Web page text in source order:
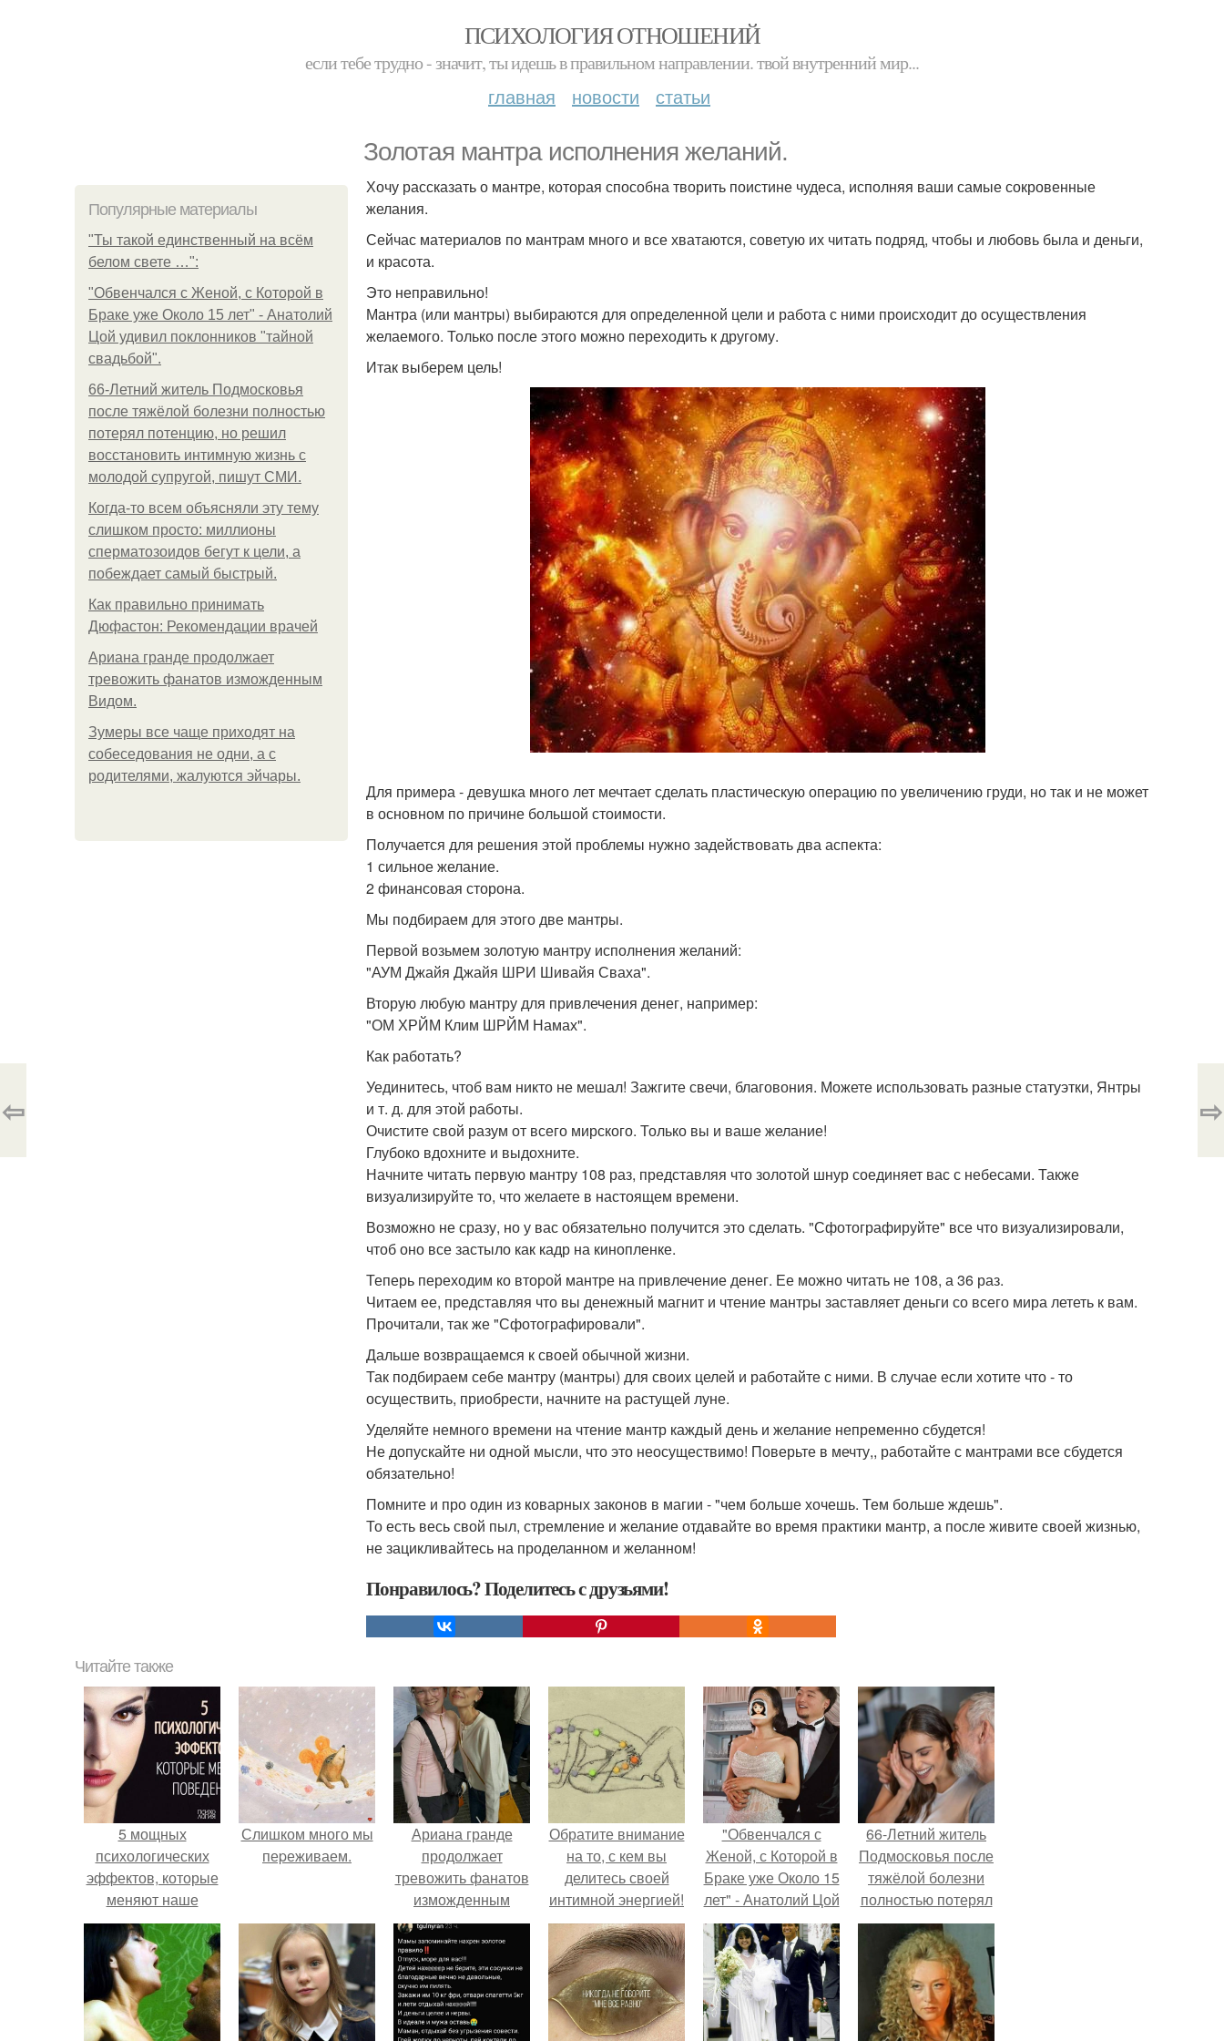
ПСИХОЛОГИЯ ОТНОШЕНИЙ
если тебе трудно - значит, ты идешь в правильном направлении. твой внутренний мир...
главная новости статьи
Золотая мантра исполнения желаний.
Популярные материалы
"Ты такой единственный на всём
белом свете …":
"Обвенчался с Женой, с Которой в
Браке уже Около 15 лет" - Анатолий
Цой удивил поклонников "тайной
свадьбой".
66-Летний житель Подмосковья
после тяжёлой болезни полностью
потерял потенцию, но решил
восстановить интимную жизнь с
молодой супругой, пишут СМИ.
Когда-то всем объясняли эту тему
слишком просто: миллионы
сперматозоидов бегут к цели, а
побеждает самый быстрый.
Как правильно принимать
Дюфастон: Рекомендации врачей
Ариана гранде продолжает
тревожить фанатов изможденным
Видом.
Зумеры все чаще приходят на
собеседования не одни, а с
родителями, жалуются эйчары.
Хочу рассказать о мантре, которая способна творить поистине чудеса, исполняя ваши самые сокровенные
желания.
Сейчас материалов по мантрам много и все хватаются, советую их читать подряд, чтобы и любовь была и деньги,
и красота.
Это неправильно!
Мантра (или мантры) выбираются для определенной цели и работа с ними происходит до осуществления
желаемого. Только после этого можно переходить к другому.
Итак выберем цель!
Для примера - девушка много лет мечтает сделать пластическую операцию по увеличению груди, но так и не может
в основном по причине большой стоимости.
Получается для решения этой проблемы нужно задействовать два аспекта:
1 сильное желание.
2 финансовая сторона.
Мы подбираем для этого две мантры.
Первой возьмем золотую мантру исполнения желаний:
"АУМ Джайя Джайя ШРИ Шивайя Сваха".
Вторую любую мантру для привлечения денег, например:
"ОМ ХРЙМ Клим ШРЙМ Намах".
Как работать?
Уединитесь, чтоб вам никто не мешал! Зажгите свечи, благовония. Можете использовать разные статуэтки, Янтры
и т. д. для этой работы.
Очистите свой разум от всего мирского. Только вы и ваше желание!
Глубоко вдохните и выдохните.
Начните читать первую мантру 108 раз, представляя что золотой шнур соединяет вас с небесами. Также
визуализируйте то, что желаете в настоящем времени.
Возможно не сразу, но у вас обязательно получится это сделать. "Сфотографируйте" все что визуализировали,
чтоб оно все застыло как кадр на кинопленке.
Теперь переходим ко второй мантре на привлечение денег. Ее можно читать не 108, а 36 раз.
Читаем ее, представляя что вы денежный магнит и чтение мантры заставляет деньги со всего мира лететь к вам.
Прочитали, так же "Сфотографировали".
Дальше возвращаемся к своей обычной жизни.
Так подбираем себе мантру (мантры) для своих целей и работайте с ними. В случае если хотите что - то
осуществить, приобрести, начните на растущей луне.
Уделяйте немного времени на чтение мантр каждый день и желание непременно сбудется!
Не допускайте ни одной мысли, что это неосуществимо! Поверьте в мечту,, работайте с мантрами все сбудется
обязательно!
Помните и про один из коварных законов в магии - "чем больше хочешь. Тем больше ждешь".
То есть весь свой пыл, стремление и желание отдавайте во время практики мантр, а после живите своей жизнью,
не зацикливайтесь на проделанном и желанном!
Понравилось? Поделитесь с друзьями!
⇦ ⇨
Читайте также
5 мощных
психологических
эффектов, которые
меняют наше
поведение.
Слишком много мы
пеpеживаем.
Ариана гранде
продолжает
тревожить фанатов
изможденным
Видом.
Обратите внимание
на то, с кем вы
делитесь своей
интимной энергией!
"Обвенчался с
Женой, с Которой в
Браке уже Около 15
лет" - Анатолий Цой
удивил
поклонников
"тайной свадьбой".
66-Летний житель
Подмосковья после
тяжёлой болезни
полностью потерял
потенцию, но
решил
восстановить
интимную жизнь с
молодой супругой,
пишут СМИ.